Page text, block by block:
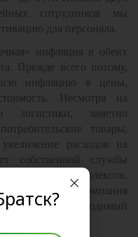
сотрудников мы
для персонала.
инфляция в обеих
Прежде всего потому,
всю инфляцию в цены,
Несмотря на
логистики, заметно
товары,
расходов на
собственной службы
складских комплексов.
услуг, компания
необходимый